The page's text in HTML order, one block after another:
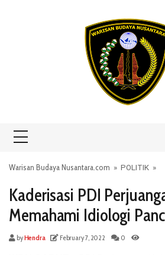
Warisan Budaya Nusantara.com » POLITIK »
Kaderisasi PDI
Memahami Idiologi
byHendra February 7, 2022 0